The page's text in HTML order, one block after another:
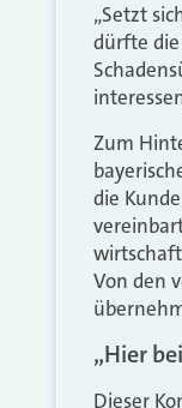
„Setzt
dürfte
Zum
die
Von den
„Hier
Dieser